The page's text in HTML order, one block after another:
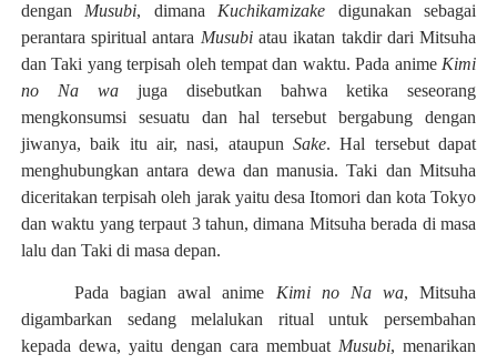
dengan Musubi, dimana Kuchikamizake digunakan sebagai
perantara spiritual antara Musubiatau ikatan takdir dari Mitsuha
dan Taki yang terpisah oleh tempat dan waktu. Pada anime Kimi
no Na wajuga disebutkan bahwa ketika seseorang
mengkonsumsi sesuatu dan hal tersebut bergabung dengan
jiwanya, baik itu air, nasi, ataupunSake. Hal tersebut dapat
menghubungkan antara dewa dan manusia. Taki dan Mitsuha
diceritakan terpisah oleh jarak yaitu desa Itomori dan kota Tokyo
dan waktu yang terpaut 3 tahun, dimana Mitsuha berada di masa
lalu dan Taki di masa depan.
Pada bagian awal anime Kimi no Na wa, Mitsuha
digambarkan sedang melalukan ritual untuk persembahan
kepada dewa, yaitu dengan cara membuat Musubi, menarikan